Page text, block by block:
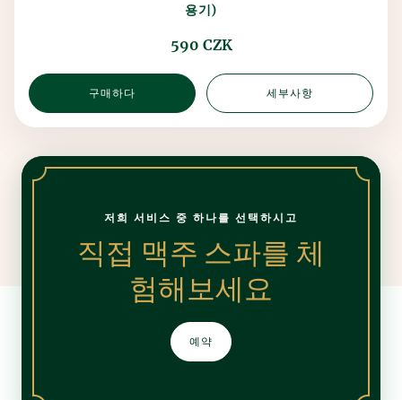
용기)
590 CZK
구매하다 세부사항
저희 서비스 중 하나를 선택하시고
직접 맥주 스파를 체
험해보세요
예약